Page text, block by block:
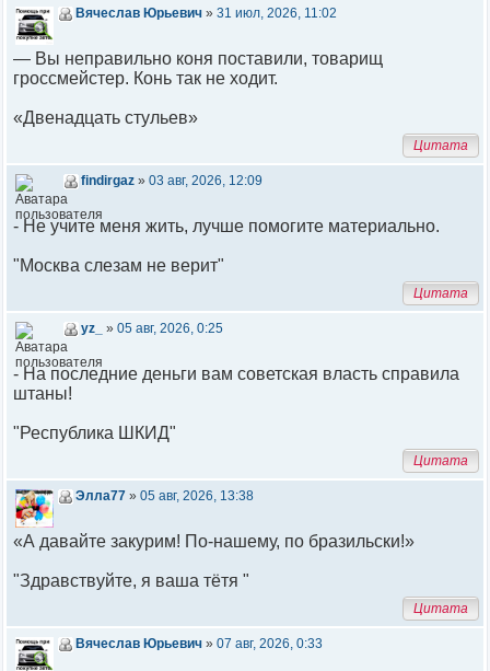
Вячеслав Юрьевич » 31 июл, 2026, 11:02
— Вы неправильно коня поставили, товарищ
гроссмейстер. Конь так не ходит.
«Двенадцать стульев»
Цитата
findirgaz » 03 авг, 2026, 12:09
- Не учите меня жить, лучше помогите материально.
"Москва слезам не верит"
Цитата
yz_ » 05 авг, 2026, 0:25
- На последние деньги вам советская власть справила
штаны!
"Республика ШКИД"
Цитата
Элла77 » 05 авг, 2026, 13:38
«А давайте закурим! По-нашему, по бразильски!»
"Здравствуйте, я ваша тётя "
Цитата
Вячеслав Юрьевич » 07 авг, 2026, 0:33